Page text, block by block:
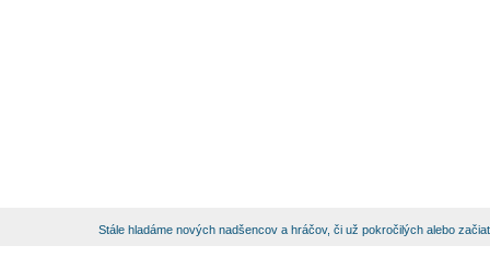
Stále hladáme nových nadšencov a hráčov, či už pokročilých alebo